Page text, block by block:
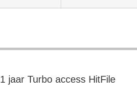
1 jaar Turbo access HitFile